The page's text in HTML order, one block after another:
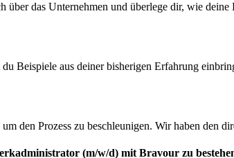
über das Unternehmen und überlege dir, wie
Beispiele aus deiner bisherigen Erfahrung
den Prozess zu beschleunigen. Wir haben den
(m/w/d) mit Bravour zu